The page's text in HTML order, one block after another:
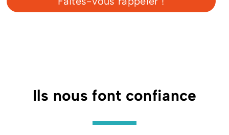
Ils nous font confiance